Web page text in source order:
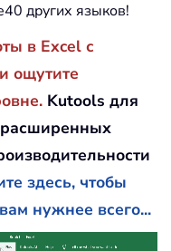
других языков!
в Excel с
ощутите
Kutools для
расширенных
здесь, чтобы
нужнее всего...